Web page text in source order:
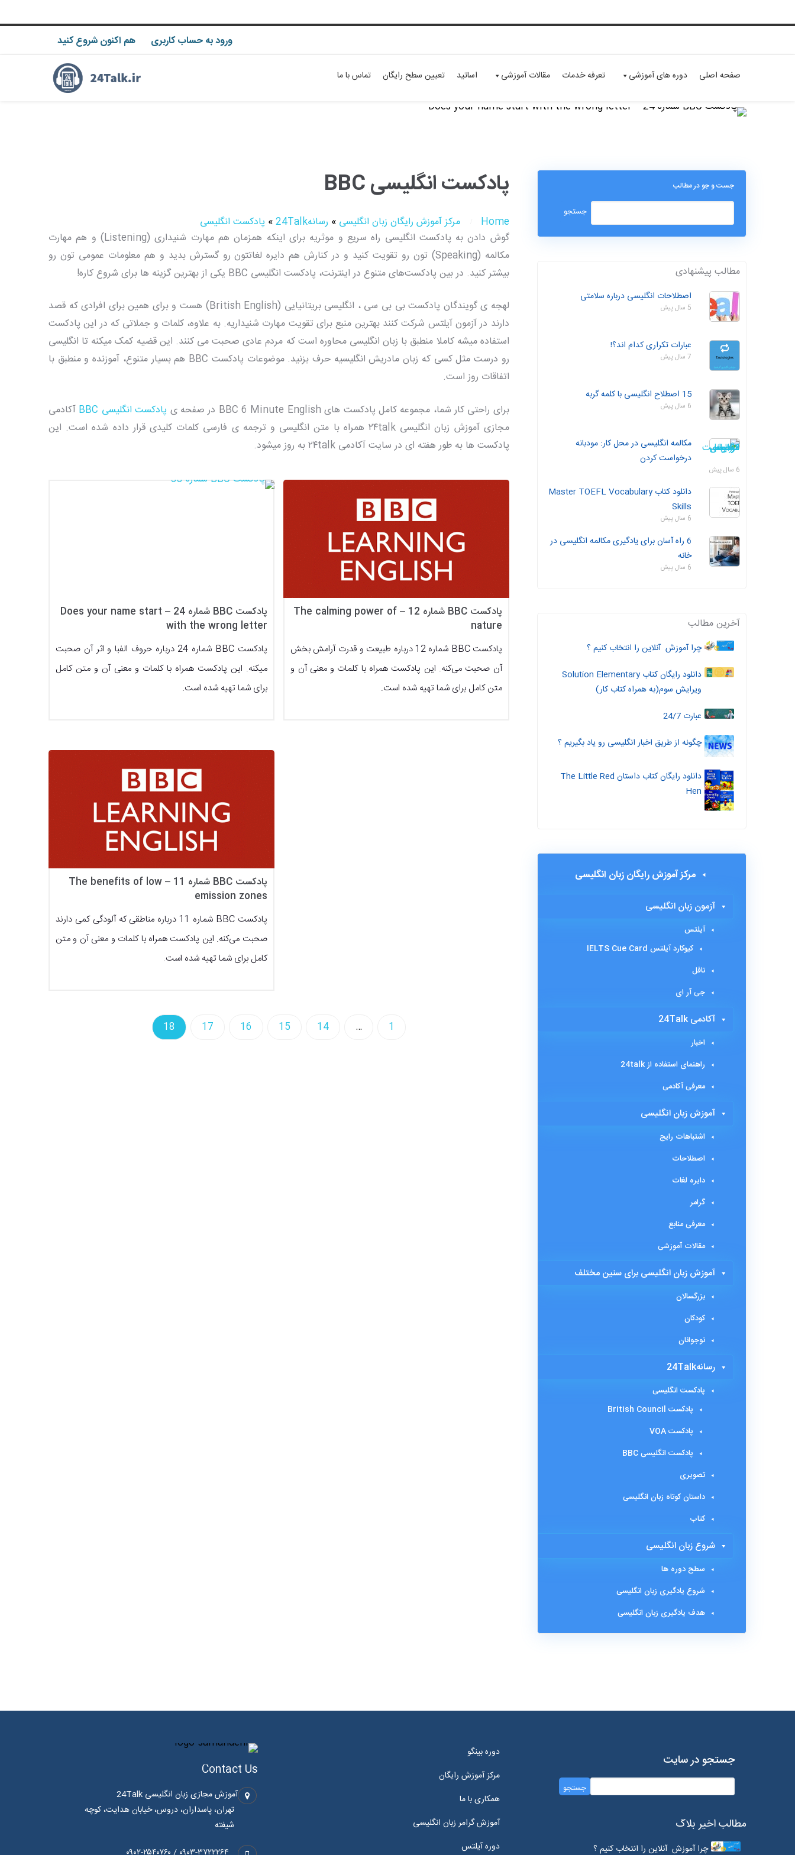
ورود به حساب کاربری هم اکنون شروع کنید
صفحه اصلی دوره های آموزشی تعرفه خدمات مقالات آموزشی اساتید تعیین سطح رایگان تماس با ما
پادکست انگلیسی BBC
Home مرکز آموزش رایگان زبان انگلیسی » رسانه24Talk » پادکست انگلیسی
گوش دادن به پادکست انگلیسی راه سریع و موثریه برای اینکه همزمان هم مهارت شنیداری (Listening) و هم مهارت
مکالمه (Speaking) تون رو تقویت کنید و در کنارش هم دایره لغاتتون رو گسترش بدید و هم معلومات عمومی تون رو
بیشتر کنید. در بین پادکست‌های متنوع در اینترنت، پادکست انگلیسی BBC یکی از بهترین گزینه ها برای شروع کاره!
لهجه ی گویندگان پادکست بی بی سی ، انگلیسی بریتانیایی (British English) هست و برای همین برای افرادی که قصد
دارند در آزمون آیلتس شرکت کنند بهترین منبع برای تقویت مهارت شنیداریه. به علاوه، کلمات و جملاتی که در این پادکست
استفاده میشه کاملا منطبق با زبان انگلیسی محاوره است که مردم عادی صحبت می کنند. این قضیه کمک میکنه تا انگلیسی
رو درست مثل کسی که زبان مادریش انگلیسیه حرف بزنید. موضوعات پادکست BBC هم بسیار متنوع، آموزنده و منطبق با
اتفاقات روز است.
برای راحتی کار شما، مجموعه کامل پادکست های BBC 6 Minute English در صفحه ی پادکست انگلیسی BBC
آکادمی
مجازی آموزش زبان انگلیسی ۲۴talk همراه با متن انگلیسی و ترجمه ی فارسی کلمات کلیدی قرار داده شده است. این
پادکست ها به طور هفته ای در سایت آکادمی ۲۴talk به روز میشود.
پادکست BBC شماره 24 – Does your name start
with the wrong letter
پادکست BBC شماره 24 درباره حروف الفبا و اثر آن صحبت
میکنه. این پادکست همراه با کلمات و معنی آن و متن کامل
برای شما تهیه شده است.
پادکست BBC شماره 12 – The calming power of
nature
پادکست BBC شماره 12 درباره طبیعت و قدرت آرامش بخش
آن صحبت می‌کنه. این پادکست همراه با کلمات و معنی آن و
متن کامل برای شما تهیه شده است.
پادکست BBC شماره 11 – The benefits of low
emission zones
پادکست BBC شماره 11 درباره مناطقی که آلودگی کمی دارند
صحبت می‌کنه. این پادکست همراه با کلمات و معنی آن و متن
کامل برای شما تهیه شده است.
1
…
14
15
16
17
18
جست و جو در مطالب
مطالب پیشنهادی
اصطلاحات انگلیسی درباره سلامتی
5 سال پیش
عبارات تکراری کدام اند؟!
7 سال پیش
15 اصطلاح انگلیسی با کلمه گربه
6 سال پیش
مکالمه انگلیسی در محل کار: مودبانه
درخواست کردن
6 سال پیش
دانلود کتاب Master TOEFL Vocabulary
Skills
6 سال پیش
6 راه آسان برای یادگیری مکالمه انگلیسی در
خانه
6 سال پیش
آخرین مطالب
چرا آموزش آنلاین را انتخاب کنیم ؟
دانلود رایگان کتاب Solution Elementary
ویرایش سوم(به همراه کتاب کار)
عبارت 24/7
چگونه از طریق اخبار انگلیسی رو یاد بگیریم ؟
دانلود رایگان کتاب داستان The Little Red
Hen
مرکز آموزش رایگان زبان انگلیسی
آزمون زبان انگلیسی
آیلتس
کیوکارد آیلتس IELTS Cue Card
تافل
جی آر ای
آکادمی 24Talk
اخبار
راهنمای استفاده از 24talk
معرفی آکادمی
آموزش زبان انگلیسی
اشتباهات رایج
اصطلاحات
دایره لغات
گرامر
معرفی منابع
مقالات آموزشی
آموزش زبان انگلیسی برای سنین مختلف
بزرگسالان
کودکان
نوجوانان
رسانه24Talk
پادکست انگلیسی
پادکست British Council
پادکست VOA
پادکست انگلیسی BBC
تصویری
داستان کوتاه زبان انگلیسی
کتاب
شروع زبان انگلیسی
سطح دوره ها
شروع یادگیری زبان انگلیسی
هدف یادگیری زبان انگلیسی
Contact Us
آموزش مجازی زبان انگلیسی 24Talk
تهران، پاسداران، دروس، خیابان هدایت، کوچه
شیفته
دوره بینگو
مرکز آموزش رایگان
همکاری با ما
آموزش گرامر زبان انگلیسی
دوره آیلتس
جستجو در سایت
مطالب اخیر بلاگ
چرا آموزش آنلاین را انتخاب کنیم ؟